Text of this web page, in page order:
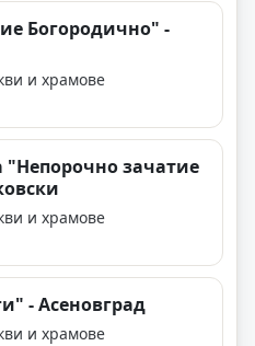
Богородично" -
и храмове
"Непорочно зачатие
и храмове
- Асеновград
и храмове